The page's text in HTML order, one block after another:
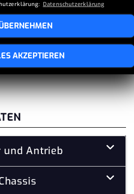
50 S
und Antrieb
Datenschutzerklärung
AKZEPTIEREN